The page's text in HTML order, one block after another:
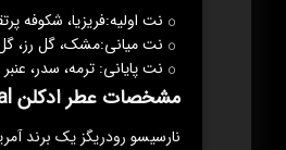
نت اولیه:فریزیا، شکوفه
نت میانی:مشک، گل رز،
نت پایانی: ترمه، سدر،
مشخصات عطر ادکلن Narciso Rodriguez Crystal
نارسیسو رودریگز یک برند